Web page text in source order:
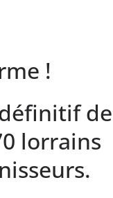
!
de
lorrains